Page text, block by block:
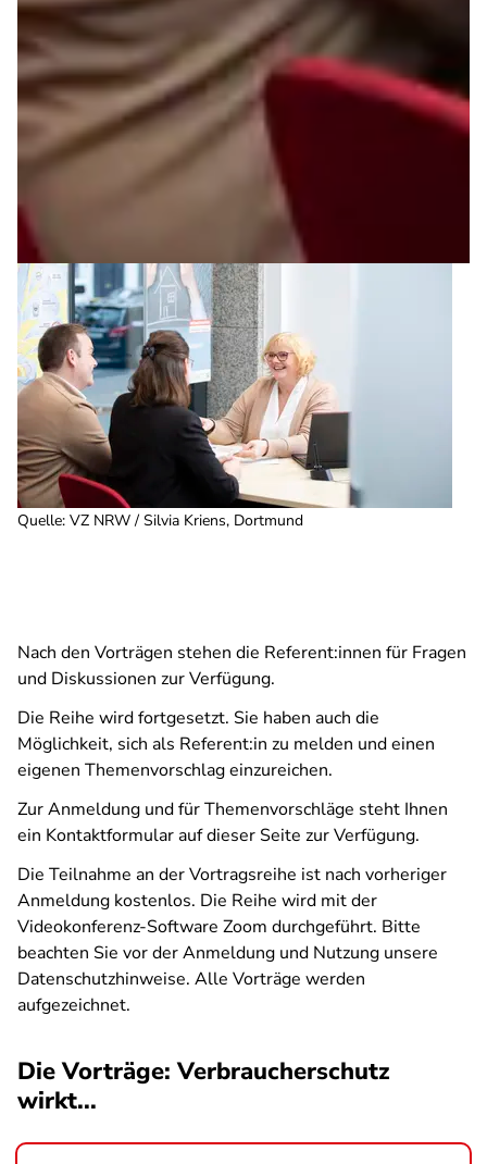
Quelle: VZ NRW / Silvia Kriens, Dortmund
Nach den Vorträgen stehen die Referent:innen für Fragen
und Diskussionen zur Verfügung.
Die Reihe wird fortgesetzt. Sie haben auch die
Möglichkeit, sich als Referent:in zu melden und einen
eigenen Themenvorschlag einzureichen.
Zur Anmeldung und für Themenvorschläge steht Ihnen
ein Kontaktformular auf dieser Seite zur Verfügung.
Die Teilnahme an der Vortragsreihe ist nach vorheriger
Anmeldung kostenlos. Die Reihe wird mit der
Videokonferenz-Software Zoom durchgeführt. Bitte
beachten Sie vor der Anmeldung und Nutzung unsere
Datenschutzhinweise. Alle Vorträge werden
aufgezeichnet.
Die Vorträge: Verbraucherschutz
wirkt...